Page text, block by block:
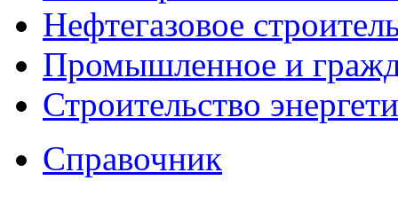
Нефтегазовое
Промышленное и
Строительство
Справочник